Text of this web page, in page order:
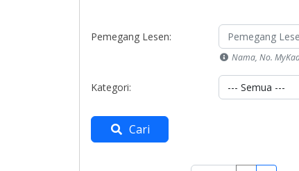
Pemegang Lesen:
Nama, No.
Kategori:
Cari